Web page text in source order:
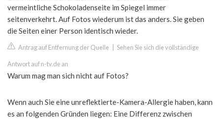
vermeintliche Schokoladenseite im Spiegel immer
seitenverkehrt. Auf Fotos wiederum ist das anders. Sie geben
die Seiten einer Person identisch wieder.
Antrag auf Entfernung der Quelle Sehen Sie sich die vollständige
Antwort auf n-tv.de an
Warum mag man sich nicht auf Fotos?
Wenn auch Sie eine unreflektierte-Kamera-Allergie haben, kann
es an folgenden Gründen liegen: Eine Differenz zwischen